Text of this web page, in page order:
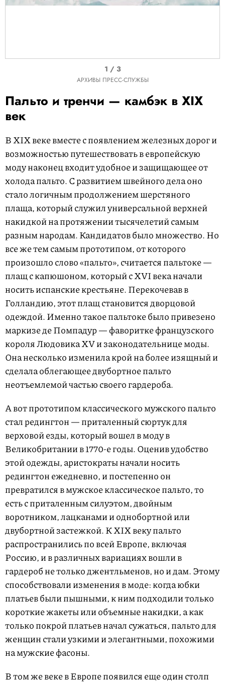
m
1
f
3
1 / 3
АРХИВЫ ПРЕСС-СЛУЖБЫ
Пальто и тренчи — камбэк в XIX
век
В XIX веке вместе с появлением железных дорог и
возможностью путешествовать в европейскую
моду наконец входит удобное и защищающее от
холода пальто. С развитием швейного дела оно
стало логичным продолжением шерстяного
плаща, который служил универсальной верхней
накидкой на протяжении тысячелетий самым
разным народам. Кандидатов было множество. Но
все же тем самым прототипом, от которого
произошло слово «пальто», считается пальтоке —
плащ с капюшоном, который с XVI века начали
носить испанские крестьяне. Перекочевав в
Голландию, этот плащ становится дворцовой
одеждой. Именно такое пальтоке было привезено
маркизе де Помпадур — фаворитке французского
короля Людовика XV и законодательнице моды.
Она несколько изменила крой на более изящный и
сделала облегающее двубортное пальто
неотъемлемой частью своего гардероба.
А вот прототипом классического мужского пальто
стал редингтон — приталенный сюртук для
верховой езды, который вошел в моду в
Великобритании в 1770-е годы. Оценив удобство
этой одежды, аристократы начали носить
редингтон ежедневно, и постепенно он
превратился в мужское классическое пальто, то
есть с приталенным силуэтом, двойным
воротником, лацканами и однобортной или
двубортной застежкой. К XIX веку пальто
распространились по всей Европе, включая
Россию, и в различных вариациях вошли в
гардероб не только джентльменов, но и дам. Этому
способствовали изменения в моде: когда юбки
платьев были пышными, к ним подходили только
короткие жакеты или объемные накидки, а как
только покрой платьев начал сужаться, пальто для
женщин стали узкими и элегантными, похожими
на мужские фасоны.
В том же веке в Европе появился еще один столп